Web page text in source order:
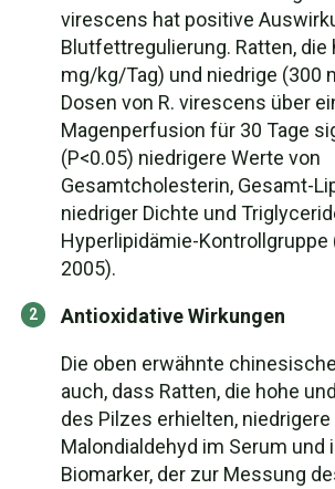
virescens hat positive
Blutfettregulierung. Ratten, die
mg/kg/Tag) und niedrige (300
Dosen von R. virescens über
Magenperfusion für 30 Tage
(P<0.05) niedrigere Werte von
Gesamtcholesterin, Gesamt-
niedriger Dichte und
Hyperlipidämie-Kontrollgruppe
2005).
Antioxidative Wirkungen
Die oben erwähnte
auch, dass Ratten, die hohe
des Pilzes erhielten, niedrigere
Malondialdehyd im Serum und
Biomarker, der zur Messung